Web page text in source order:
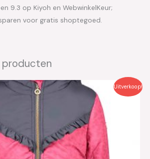
9.3 op Kiyoh en WebwinkelKeur;
voor gratis shoptegoed.
Uitverkoop!